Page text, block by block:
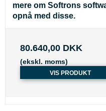
mere om Softrons
opnå med disse.
80.640,00 DKK
(ekskl. moms)
VIS PRODUKT